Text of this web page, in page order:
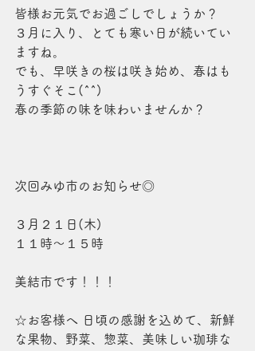
皆様お元気でお過ごしでしょうか？
３月に入り、とても寒い日が続いてい
ますね。
でも、早咲きの桜は咲き始め、春はも
うすぐそこ(^^)
春の季節の味を味わいませんか？
次回みゆ市のお知らせ◎
３月２１日(木)
１１時～１５時
美結市です！！！
☆お客様へ 日頃の感謝を込めて、新鮮
な果物、野菜、惣菜、美味しい珈琲な